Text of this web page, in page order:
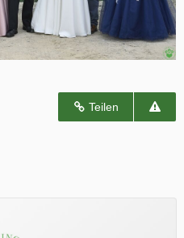
Teilen